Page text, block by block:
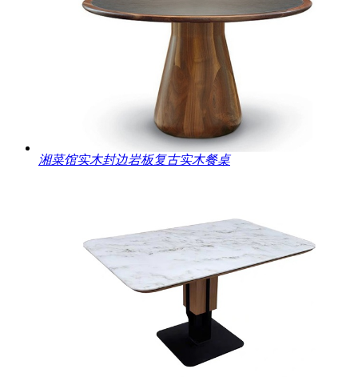
湘菜馆实木封边岩板复古实木餐桌